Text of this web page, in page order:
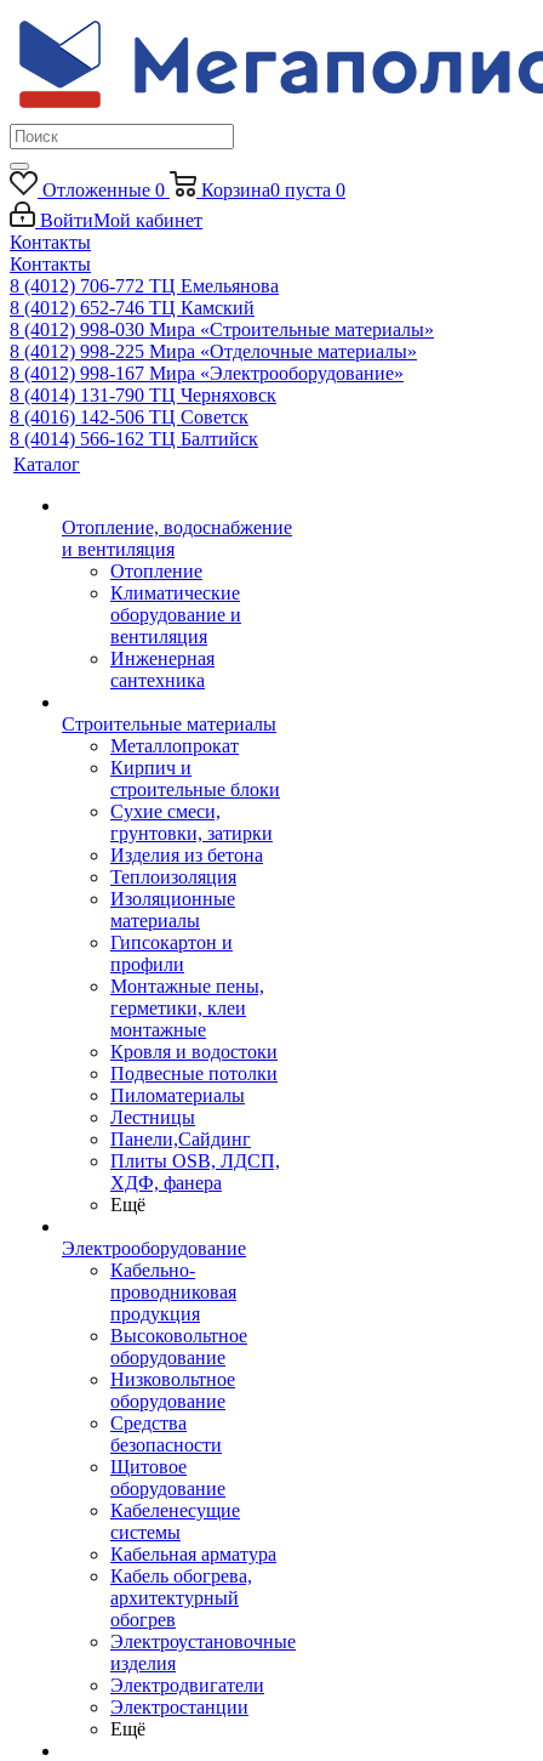
Отложенные 0 Корзина0 пуста 0
ВойтиМой кабинет
Контакты
Контакты
8 (4012) 706-772 ТЦ Емельянова
8 (4012) 652-746 ТЦ Камский
8 (4012) 998-030 Мира «Строительные материалы»
8 (4012) 998-225 Мира «Отделочные материалы»
8 (4012) 998-167 Мира «Электрооборудование»
8 (4014) 131-790 ТЦ Черняховск
8 (4016) 142-506 ТЦ Советск
8 (4014) 566-162 ТЦ Балтийск
Каталог
Отопление, водоснабжение
и вентиляция
Отопление
Климатические
оборудование и
вентиляция
Инженерная
сантехника
Строительные материалы
Металлопрокат
Кирпич и
строительные блоки
Сухие смеси,
грунтовки, затирки
Изделия из бетона
Теплоизоляция
Изоляционные
материалы
Гипсокартон и
профили
Монтажные пены,
герметики, клеи
монтажные
Кровля и водостоки
Подвесные потолки
Пиломатериалы
Лестницы
Панели,Сайдинг
Плиты OSB, ЛДСП,
ХДФ, фанера
Ещё
Электрооборудование
Кабельно-
проводниковая
продукция
Высоковольтное
оборудование
Низковольтное
оборудование
Средства
безопасности
Щитовое
оборудование
Кабеленесущие
системы
Кабельная арматура
Кабель обогрева,
архитектурный
обогрев
Электроустановочные
изделия
Электродвигатели
Электростанции
Ещё